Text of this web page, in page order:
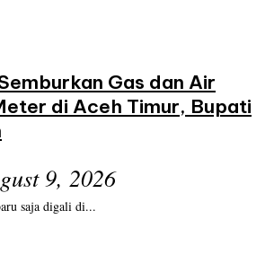
Gas dan Air
di Aceh Timur, Bupati
9, 2026
saja digali di...